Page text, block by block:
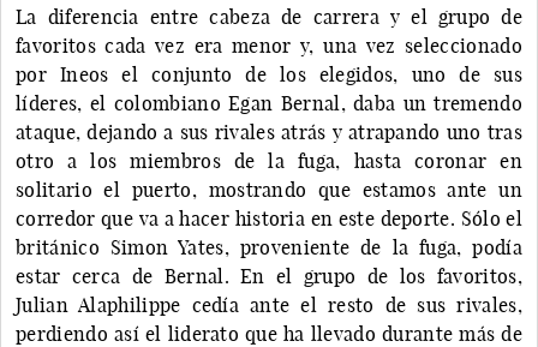
La diferencia entre cabeza de carrera y el grupo de
favoritos cada vez era menor y, una vez seleccionado
por Ineos el conjunto de los elegidos, uno de sus
líderes, el colombiano Egan Bernal, daba un tremendo
ataque, dejando a sus rivales atrás y atrapando uno tras
otro a los miembros de la fuga, hasta coronar en
solitario el puerto, mostrando que estamos ante un
corredor que va a hacer historia en este deporte. Sólo el
británico Simon Yates, proveniente de la fuga, podía
estar cerca de Bernal. En el grupo de los favoritos,
Julian Alaphilippe cedía ante el resto de sus rivales,
perdiendo así el liderato que ha llevado durante más de